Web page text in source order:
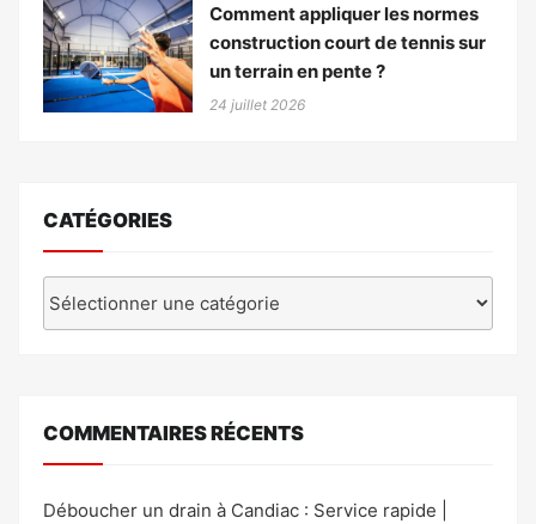
Comment appliquer les normes
construction court de tennis sur
un terrain en pente ?
24 juillet 2026
CATÉGORIES
COMMENTAIRES RÉCENTS
Déboucher un drain à Candiac : Service rapide |